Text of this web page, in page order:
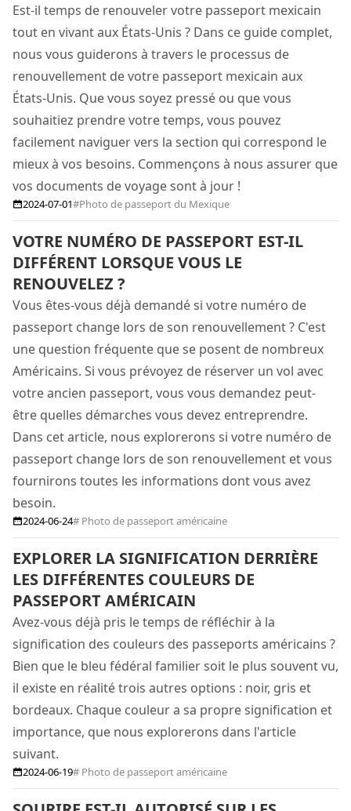
Est-il temps de renouveler votre passeport mexicain
tout en vivant aux États-Unis ? Dans ce guide complet,
nous vous guiderons à travers le processus de
renouvellement de votre passeport mexicain aux
États-Unis. Que vous soyez pressé ou que vous
souhaitiez prendre votre temps, vous pouvez
facilement naviguer vers la section qui correspond le
mieux à vos besoins. Commençons à nous assurer que
vos documents de voyage sont à jour !
2024-07-01#Photo de passeport du Mexique
VOTRE NUMÉRO DE PASSEPORT EST-IL
DIFFÉRENT LORSQUE VOUS LE
RENOUVELEZ ?
Vous êtes-vous déjà demandé si votre numéro de
passeport change lors de son renouvellement ? C'est
une question fréquente que se posent de nombreux
Américains. Si vous prévoyez de réserver un vol avec
votre ancien passeport, vous vous demandez peut-
être quelles démarches vous devez entreprendre.
Dans cet article, nous explorerons si votre numéro de
passeport change lors de son renouvellement et vous
fournirons toutes les informations dont vous avez
besoin.
2024-06-24# Photo de passeport américaine
EXPLORER LA SIGNIFICATION DERRIÈRE
LES DIFFÉRENTES COULEURS DE
PASSEPORT AMÉRICAIN
Avez-vous déjà pris le temps de réfléchir à la
signification des couleurs des passeports américains ?
Bien que le bleu fédéral familier soit le plus souvent vu,
il existe en réalité trois autres options : noir, gris et
bordeaux. Chaque couleur a sa propre signification et
importance, que nous explorerons dans l'article
suivant.
2024-06-19# Photo de passeport américaine